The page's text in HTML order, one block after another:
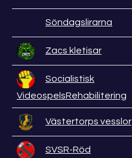
Söndagslirarna
Zacs kletisar
Socialistisk
VideospelsRehabilitering
Västertorps vesslor
SVSR-Röd